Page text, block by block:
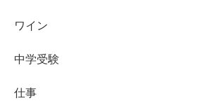
ワイン
中学受験
仕事